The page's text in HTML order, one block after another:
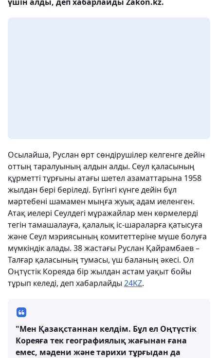
Осылайша, Руслан өрт сөндірушілер келгенге дейін
оттың таралуының алдын алды. Сеул қаласының
құрметті тұрғыны атағы шетел азаматтарына 1958
жылдан бері беріледі. Бүгінгі күнге дейін бұл
мәртебені шамамен мыңға жуық адам иеленген.
Атақ иелері Сеулдегі мұражайлар мен көрмелерді
тегін тамашалауға, қалалық іс-шараларға қатысуға
және Сеул мэриясының комитеттеріне мүше болуға
мүмкіндік алады. 38 жастағы Руслан Қайрамбаев –
Талғар қаласының тумасы, үш баланың әкесі. Ол
Оңтүстік Кореяда бір жылдан астам уақыт бойы
тұрып келеді, деп хабарлайды 24KZ.
"Мен Қазақстаннан келдім. Бұл ел Оңтүстік
Кореяға тек географиялық жағынан ғана
емес, мәдени және тарихи тұрғыдан да